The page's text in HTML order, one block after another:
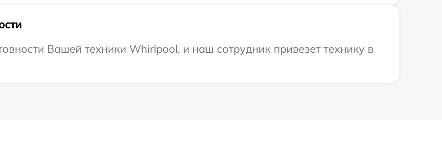
Вашей техники Whirlpool, и наш сотрудник привезет технику в